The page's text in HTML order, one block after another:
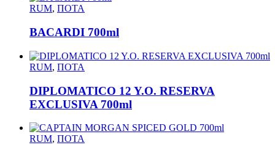
RUM, ΠΟΤΑ
BACARDI 700ml
RUM, ΠΟΤΑ
DIPLOMATICO 12 Y.O. RESERVA
EXCLUSIVA 700ml
RUM, ΠΟΤΑ